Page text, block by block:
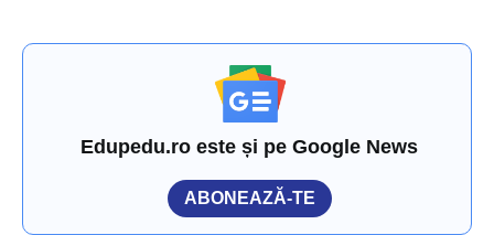
Edupedu.ro este și pe Google News
ABONEAZĂ-TE